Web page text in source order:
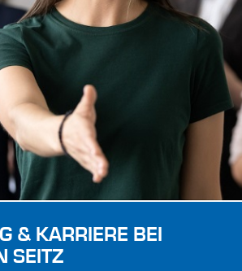
& KARRIERE BEI
SEITZ